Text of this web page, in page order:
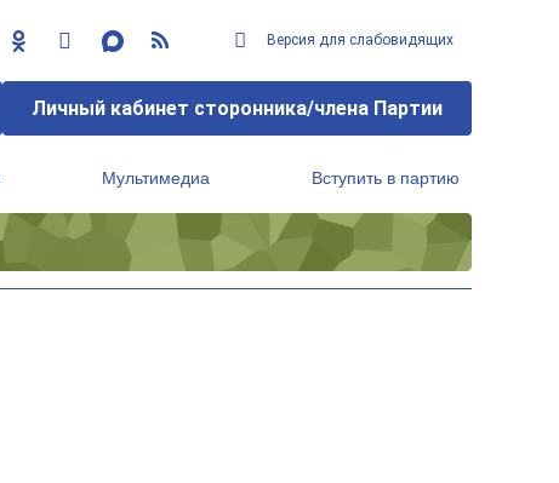
Версия для слабовидящих
Личный кабинет сторонника/члена Партии
Мультимедиа Вступить в партию